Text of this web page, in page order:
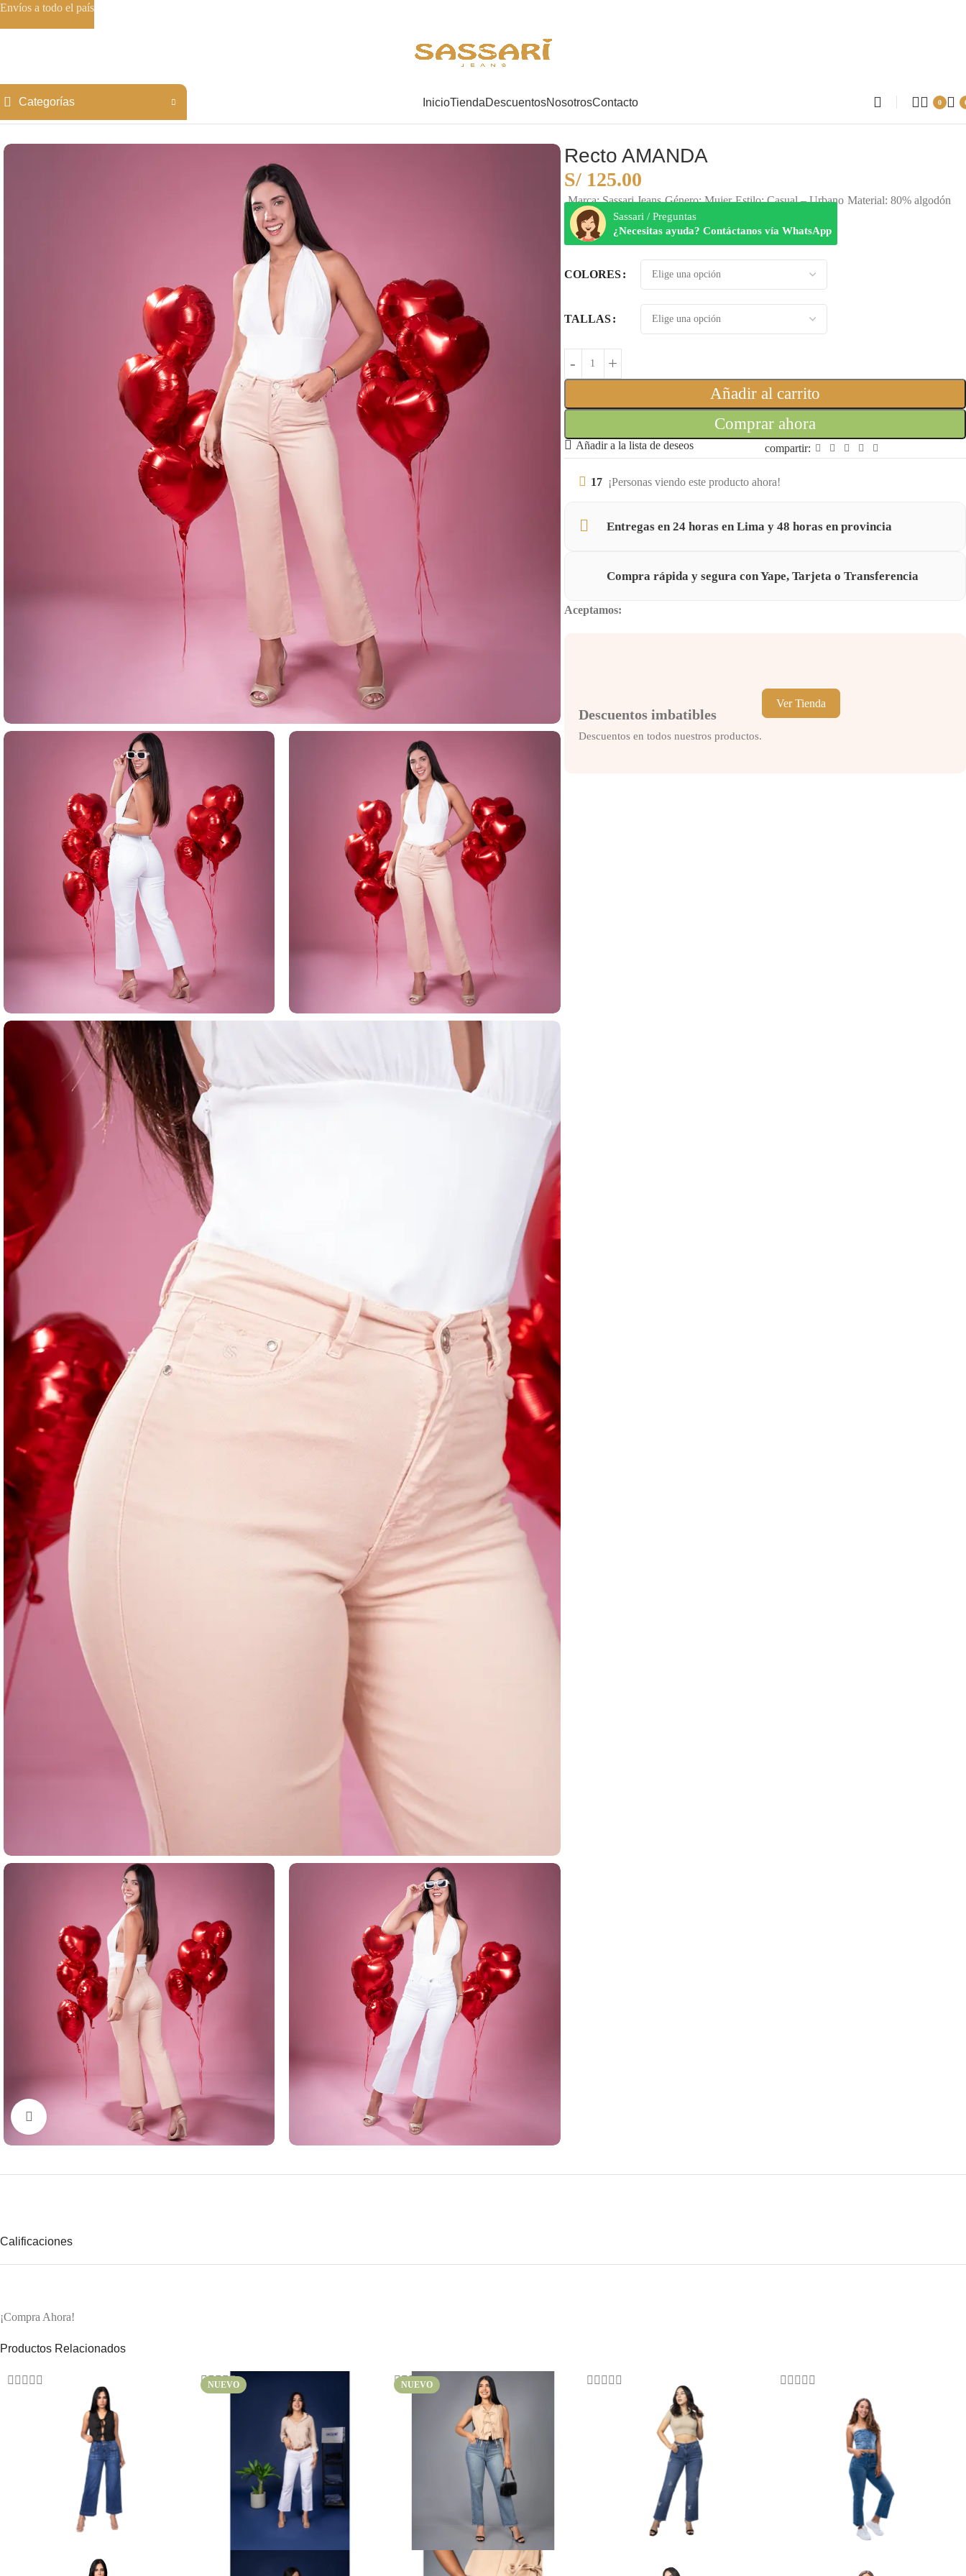
Categorías InicioTiendaDescuentosNosotrosContacto 0
Inicio Rectos Recto AMANDA
Clic para ampliar
Recto AMANDA
S/125.00
Marca: Sassari Jeans Género: Mujer Estilo: Casual – Urbano Material: 80% algodón
Sassari / Preguntas
¿Necesitas ayuda? Contáctanos vía WhatsApp
COLORES
TALLAS
Añadir al carrito
Comprar ahora
Añadir a la lista de deseos compartir:
17 ¡Personas viendo este producto ahora!
Entregas en 24 horas en Lima y 48 horas en provincia
Compra rápida y segura con Yape, Tarjeta o Transferencia
Aceptamos:
Descuentos imbatibles
Descuentos en todos nuestros productos.
Ver Tienda
Calificaciones
¡Compra Ahora!
Productos Relacionados
NUEVO NUEVO
Envíos a todo el país